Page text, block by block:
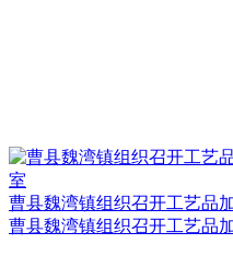
曹县魏湾镇组织召开工艺品
曹县魏湾镇组织召开工艺品